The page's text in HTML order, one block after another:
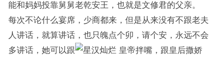
能和妈妈投靠舅舅老乾安王，也就是文修君的父亲。
每次不论什么宴席，少商都来，但是从来没有不跟老夫
人讲话，就算讲话，也只魄点个卯，请个安，永远不会
多讲话，她可以跟
皇帝拌嘴，跟皇后撒娇